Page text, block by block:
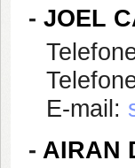
- JOEL
E-mail:
- AIRAN